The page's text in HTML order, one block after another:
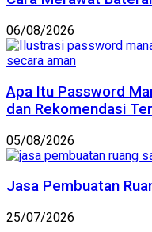
06/08/2026
Apa Itu Password
dan Rekomendasi
05/08/2026
Jasa Pembuatan
25/07/2026